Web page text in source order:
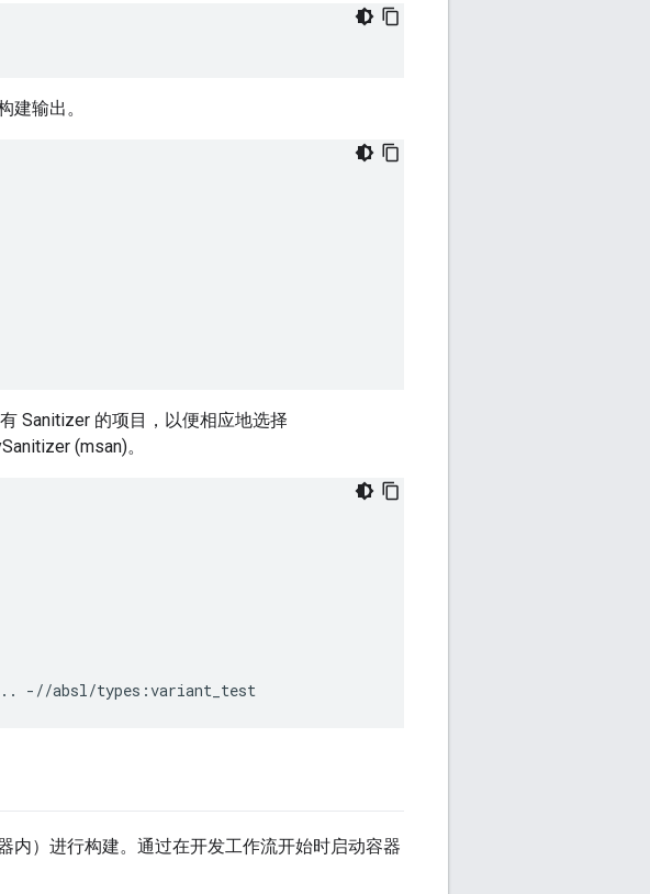
建输出。
Sanitizer 的项目，以便相应地选择
(msan)。
-//absl/types:variant_test
内）进行构建。通过在开发工作流开始时启动容器